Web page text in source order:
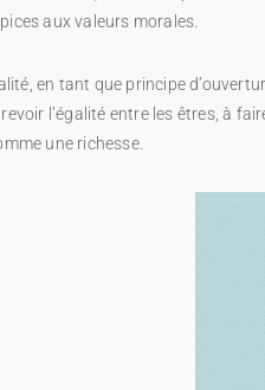
– PÉDAGOGIQUE –
aux valeurs morales.
en tant que principe
l’égalité entre les êtres, à
une richesse.